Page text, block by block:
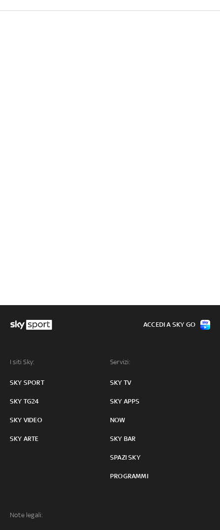
I siti Sky:
SKY SPORT
SKY TG24
SKY VIDEO
SKY ARTE
Servizi:
SKY TV
SKY APPS
NOW
SKY BAR
SPAZI SKY
PROGRAMMI
Note legali:
ACCEDI A SKY GO